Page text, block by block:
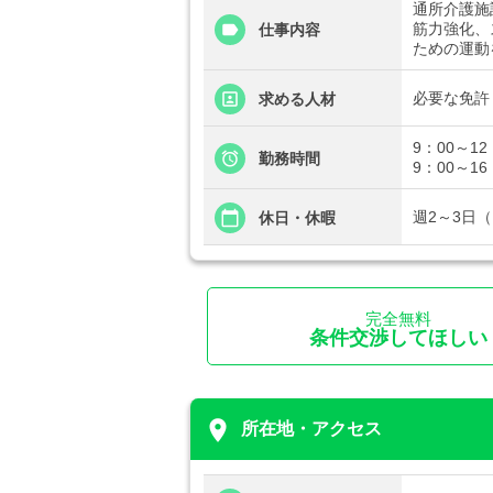
仕事内容
通所介護
筋力強化
ための運
求める人材 必要な免
勤務時間
9：00～12
9：00～16
休日・休暇 週2～3日
完全無料
条件交渉してほしい
place 所在地・アクセス